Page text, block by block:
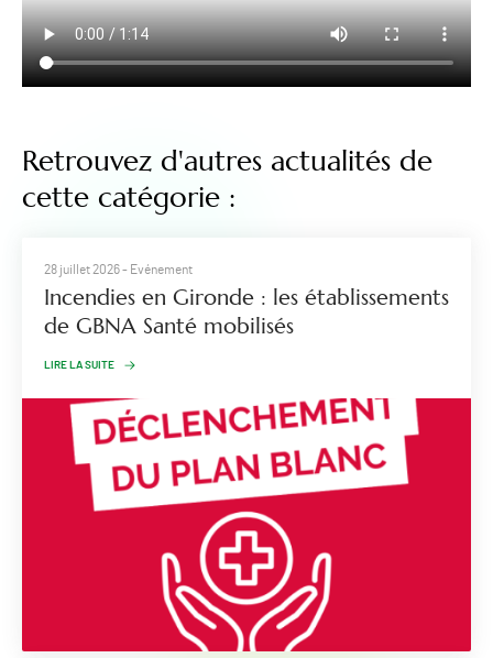
Retrouvez d'autres actualités de
cette catégorie :
28 juillet 2026- Evénement
Incendies en Gironde : les établissements
de GBNA Santé mobilisés
LIRE LA SUITE